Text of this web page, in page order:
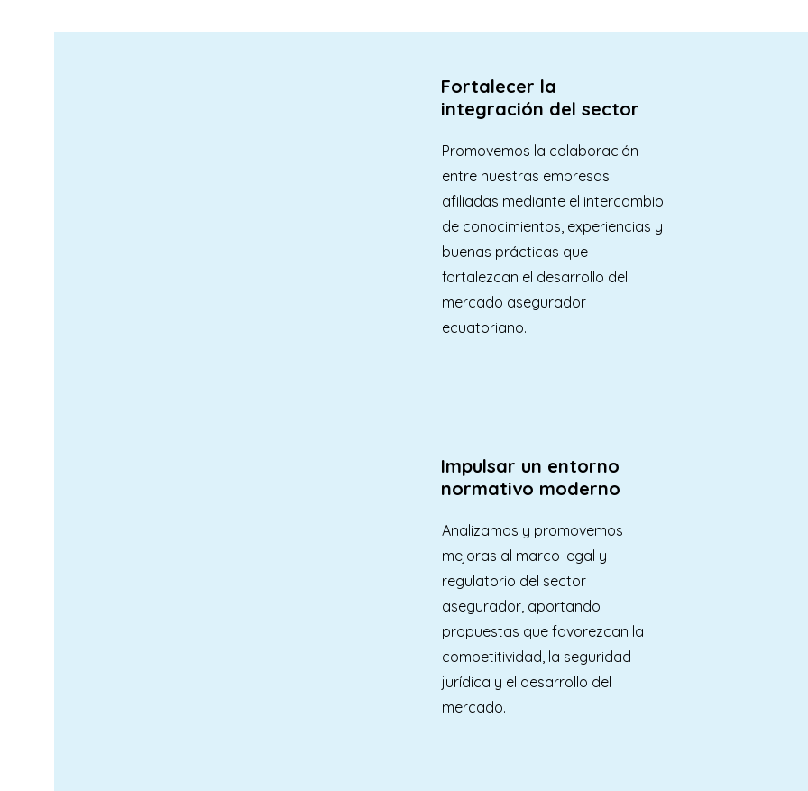
Fortalecer la
integración del sector
Promovemos la colaboración
entre nuestras empresas
afiliadas mediante el intercambio
de conocimientos, experiencias y
buenas prácticas que
fortalezcan el desarrollo del
mercado asegurador
ecuatoriano.
Impulsar un entorno
normativo moderno
Analizamos y promovemos
mejoras al marco legal y
regulatorio del sector
asegurador, aportando
propuestas que favorezcan la
competitividad, la seguridad
jurídica y el desarrollo del
mercado.